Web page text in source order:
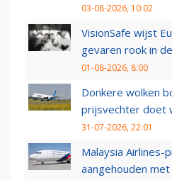
03-08-2026, 10:02
VisionSafe wijst
gevaren rook in
01-08-2026, 8:00
Donkere wolken
prijsvechter doet
31-07-2026, 22:01
Malaysia Airlines-
aangehouden